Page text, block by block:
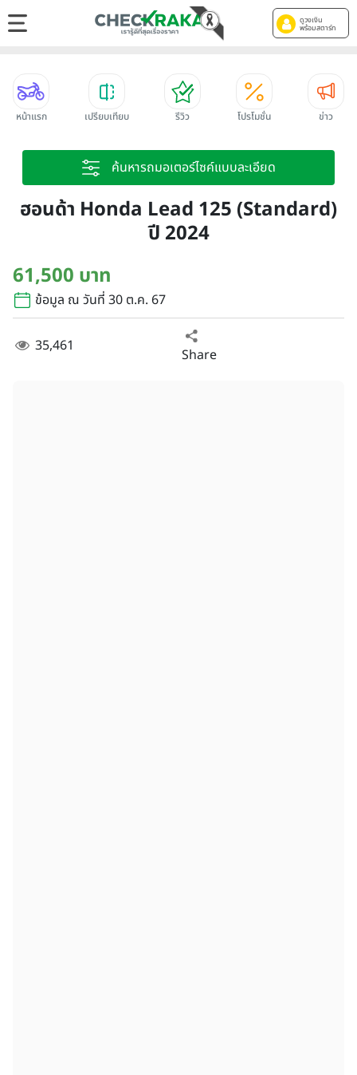
ดูวงเงิน
พร้อมสตาร์ท
หน้าแรก เปรียบเทียบ รีวิว โปรโมชั่น ข่าว
ค้นหารถมอเตอร์ไซค์แบบละเอียด
ฮอนด้า Honda Lead 125 (Standard)
ปี 2024
61,500 บาท
ข้อมูล ณ วันที่ 30 ต.ค. 67
35,461 Share